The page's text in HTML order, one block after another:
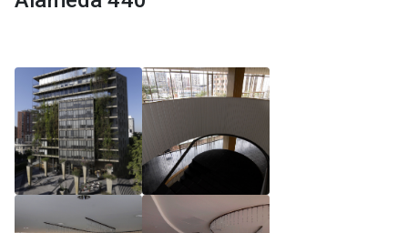
Reglamento de Magíster, Pontificia Universidad
Universidad Católica de Chile
Reglamento de Magíster, Pontificia Universidad
Católica de Chile LLM UC 2025
Reglamento de Seminarios de Graduación
Programa de Magíster en Derecho, LLM 2025